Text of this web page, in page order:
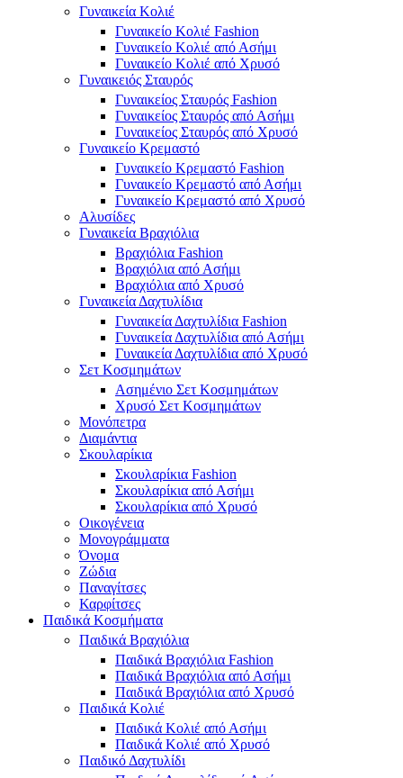
Γυναικεία Κολιέ
Γυναικείο Κολιέ Fashion
Γυναικείο Κολιέ από Ασήμι
Γυναικείο Κολιέ από Χρυσό
Γυναικειός Σταυρός
Γυναικείος Σταυρός Fashion
Γυναικείος Σταυρός από Ασήμι
Γυναικείος Σταυρός από Χρυσό
Γυναικείο Κρεμαστό
Γυναικείο Κρεμαστό Fashion
Γυναικείο Κρεμαστό από Ασήμι
Γυναικείο Κρεμαστό από Χρυσό
Αλυσίδες
Γυναικεία Βραχιόλια
Βραχιόλια Fashion
Βραχιόλια από Ασήμι
Βραχιόλια από Χρυσό
Γυναικεία Δαχτυλίδια
Γυναικεία Δαχτυλίδια Fashion
Γυναικεία Δαχτυλίδια από Ασήμι
Γυναικεία Δαχτυλίδια από Χρυσό
Σετ Κοσμημάτων
Ασημένιο Σετ Κοσμημάτων
Χρυσό Σετ Κοσμημάτων
Μονόπετρα
Διαμάντια
Σκουλαρίκια
Σκουλαρίκια Fashion
Σκουλαρίκια από Ασήμι
Σκουλαρίκια από Χρυσό
Οικογένεια
Μονογράμματα
Όνομα
Ζώδια
Παναγίτσες
Καρφίτσες
Παιδικά Κοσμήματα
Παιδικά Βραχιόλια
Παιδικά Βραχιόλια Fashion
Παιδικά Βραχιόλια από Ασήμι
Παιδικά Βραχιόλια από Χρυσό
Παιδικά Κολιέ
Παιδικά Κολιέ από Ασήμι
Παιδικά Κολιέ από Χρυσό
Παιδικό Δαχτυλίδι